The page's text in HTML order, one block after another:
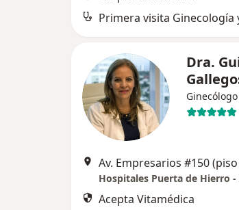
Primera visita Ginecología
Dra.
Ginecólogo
Hospitales Puerta de Hierro -
Acepta Vitamédica